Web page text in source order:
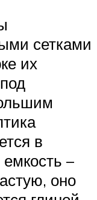
сетками
их
в
–
оно